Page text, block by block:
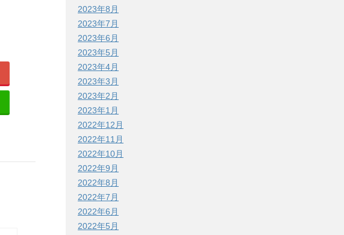
2023年8月
2023年7月
2023年6月
2023年5月
2023年4月
2023年3月
2023年2月
2023年1月
2022年12月
2022年11月
2022年10月
2022年9月
2022年8月
2022年7月
2022年6月
2022年5月